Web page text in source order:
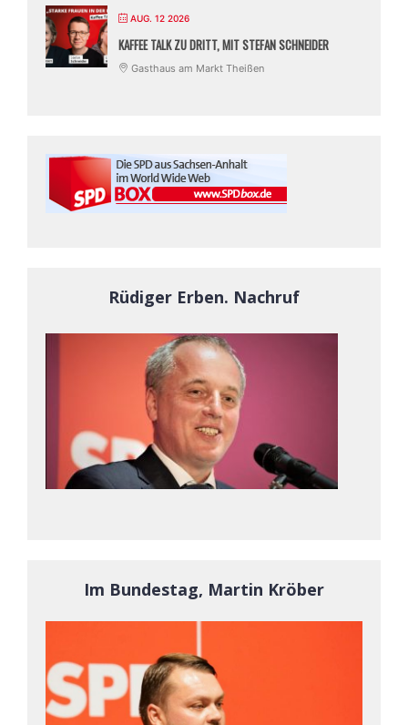
AUG. 12 2026
KAFFEE TALK ZU DRITT, MIT STEFAN SCHNEIDER
Gasthaus am Markt Theißen
Rüdiger Erben. Nachruf
Im Bundestag, Martin Kröber